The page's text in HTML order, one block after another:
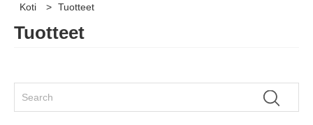
Koti > Tuotteet
Tuotteet